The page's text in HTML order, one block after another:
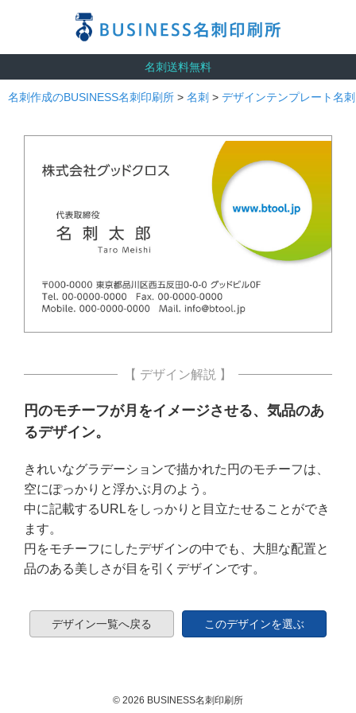
名刺送料無料
名刺作成のBUSINESS名刺印刷所 > 名刺 > デザインテンプレート名刺
【 デザイン解説 】
円のモチーフが月をイメージさせる、気品のあ
るデザイン。
きれいなグラデーションで描かれた円のモチーフは、
空にぽっかりと浮かぶ月のよう。
中に記載するURLをしっかりと目立たせることができ
ます。
円をモチーフにしたデザインの中でも、大胆な配置と
品のある美しさが目を引くデザインです。
デザイン一覧へ戻る このデザインを選ぶ
© 2026 BUSINESS名刺印刷所